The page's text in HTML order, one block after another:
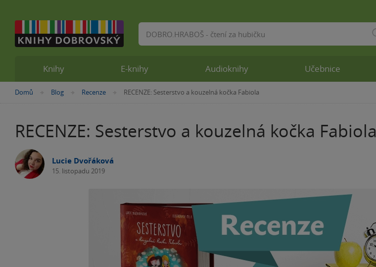
Nacházíte
Domů »
Blog »
Recenze »
RECENZE: Sesterstvo a kouzelná kočka Fabiola
RECENZE: Sesterstvo a kouzelná kočka Fabiola
Lucie Dvořáková
15. listopadu 2019
Knihy E-knihy Audioknihy Učebnice
Vyhledávání